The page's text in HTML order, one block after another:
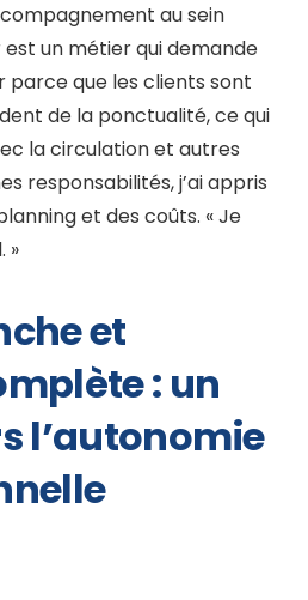
au sein
est un métier qui demande
parce que les clients sont
de la ponctualité, ce qui
la circulation et autres
responsabilités, j’ai appris
et des coûts. « Je
»
et
: un
l’autonomie